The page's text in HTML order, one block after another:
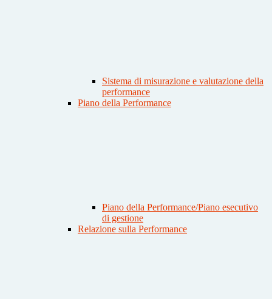
Sistema di misurazione e valutazione della
performance
Piano della Performance
Piano della Performance/Piano esecutivo
di gestione
Relazione sulla Performance